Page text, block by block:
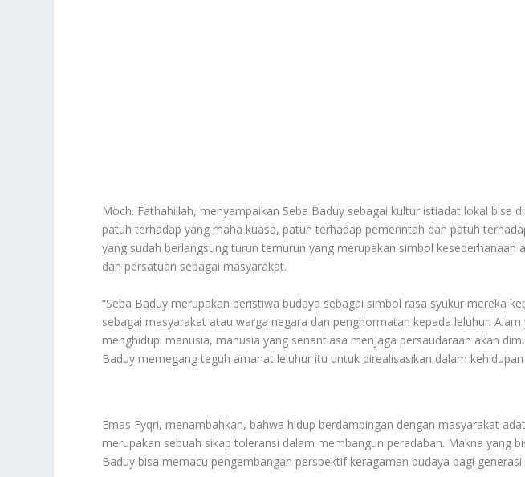
Moch. Fathahillah, menyampaikan Seba Baduy sebagai kultur istiadat lokal bisa
patuh terhadap yang maha kuasa, patuh terhadap pemerintah dan patuh
yang sudah berlangsung turun temurun yang merupakan simbol kesederhanaan
dan persatuan sebagai masyarakat.
“Seba Baduy merupakan peristiwa budaya sebagai simbol rasa syukur mereka
sebagai masyarakat atau warga negara dan penghormatan kepada leluhur.
menghidupi manusia, manusia yang senantiasa menjaga persaudaraan akan
Baduy memegang teguh amanat leluhur itu untuk direalisasikan dalam
Emas Fyqri, menambahkan, bahwa hidup berdampingan dengan masyarakat
merupakan sebuah sikap toleransi dalam membangun peradaban. Makna yang
Baduy bisa memacu pengembangan perspektif keragaman budaya bagi generasi